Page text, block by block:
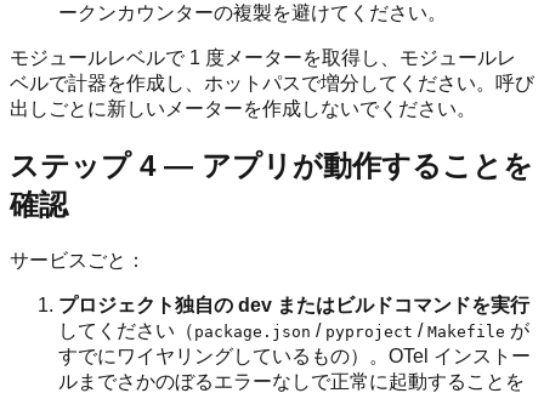
ークンカウンターの複製を避けてください。
モジュールレベルで 1 度メーターを取得し、モジュールレ
ベルで計器を作成し、ホットパスで増分してください。呼び
出しごとに新しいメーターを作成しないでください。
ステップ 4 — アプリが動作することを
確認
サービスごと：
プロジェクト独自の dev またはビルドコマンドを実行
してください（ package.json / pyproject / Makefile が
すでにワイヤリングしているもの）。OTel インストー
ルまでさかのぼるエラーなしで正常に起動することを